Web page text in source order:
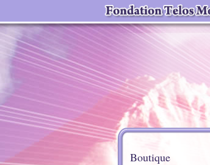
Boutique